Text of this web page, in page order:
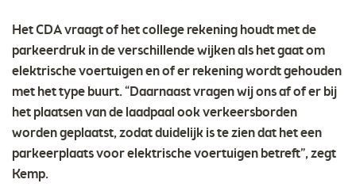
Het CDA vraagt of het college rekening houdt met de
parkeerdruk in de verschillende wijken als het gaat om
elektrische voertuigen en of er rekening wordt gehouden
met het type buurt. “Daarnaast vragen wij ons af of er bij
het plaatsen van de laadpaal ook verkeersborden
worden geplaatst, zodat duidelijk is te zien dat het een
parkeerplaats voor elektrische voertuigen betreft”, zegt
Kemp.